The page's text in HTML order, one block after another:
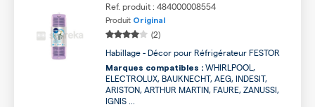
Ref. produit : 484000008554
Produit Original
(2)
Habillage - Décor pour Réfrigérateur FESTOR
Marques compatibles : WHIRLPOOL,
ELECTROLUX, BAUKNECHT, AEG, INDESIT,
ARISTON, ARTHUR MARTIN, FAURE, ZANUSSI,
IGNIS ...